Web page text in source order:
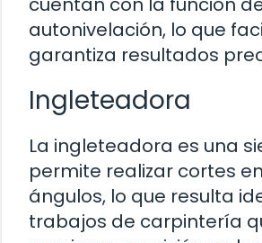
autonivelación, lo que
garantiza resultados
Ingleteadora
La ingleteadora es una
permite realizar cortes
ángulos, lo que resulta
trabajos de carpintería